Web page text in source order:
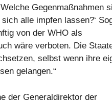
Gegenmaßnahmen
alle impfen lassen?‘
von der WHO als
wäre verboten. Die
selbst wenn ihre
gelangen.“
der Generaldirektor der